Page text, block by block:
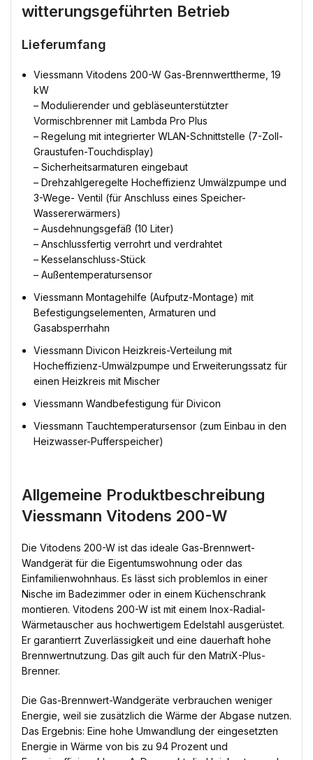
witterungsgeführten Betrieb
Lieferumfang
Viessmann Vitodens 200-W Gas-Brennwerttherme, 19
kW
– Modulierender und gebläseunterstützter
Vormischbrenner mit Lambda Pro Plus
– Regelung mit integrierter WLAN-Schnittstelle (7-Zoll-
Graustufen-Touchdisplay)
– Sicherheitsarmaturen eingebaut
– Drehzahlgeregelte Hocheffizienz Umwälzpumpe und
3-Wege- Ventil (für Anschluss eines Speicher-
Wassererwärmers)
– Ausdehnungsgefäß (10 Liter)
– Anschlussfertig verrohrt und verdrahtet
– Kesselanschluss-Stück
– Außentemperatursensor
Viessmann Montagehilfe (Aufputz-Montage) mit
Befestigungselementen, Armaturen und
Gasabsperrhahn
Viessmann Divicon Heizkreis-Verteilung mit
Hocheffizienz-Umwälzpumpe und Erweiterungssatz für
einen Heizkreis mit Mischer
Viessmann Wandbefestigung für Divicon
Viessmann Tauchtemperatursensor (zum Einbau in den
Heizwasser-Pufferspeicher)
Allgemeine Produktbeschreibung
Viessmann Vitodens 200-W
Die Vitodens 200-W ist das ideale Gas-Brennwert-
Wandgerät für die Eigentumswohnung oder das
Einfamilienwohnhaus. Es lässt sich problemlos in einer
Nische im Badezimmer oder in einem Küchenschrank
montieren. Vitodens 200-W ist mit einem Inox-Radial-
Wärmetauscher aus hochwertigem Edelstahl ausgerüstet.
Er garantierrt Zuverlässigkeit und eine dauerhaft hohe
Brennwertnutzung. Das gilt auch für den MatriX-Plus-
Brenner.
Die Gas-Brennwert-Wandgeräte verbrauchen weniger
Energie, weil sie zusätzlich die Wärme der Abgase nutzen.
Das Ergebnis: Eine hohe Umwandlung der eingesetzten
Energie in Wärme von bis zu 94 Prozent und